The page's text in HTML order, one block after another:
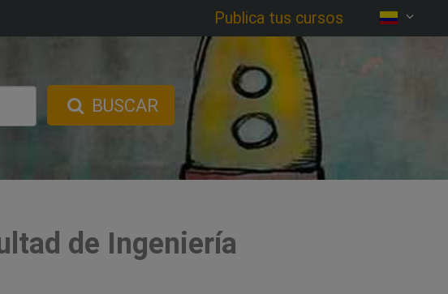
Publica tus cursos
BUSCAR
de Ingeniería